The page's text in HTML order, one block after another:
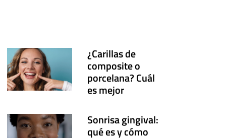
¿Carillas de
composite o
porcelana? Cuál
es mejor
Sonrisa gingival:
qué es y cómo